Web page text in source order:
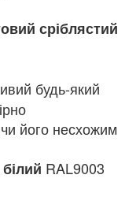
сріблястий
будь-який
його несхожим
білий RAL9003